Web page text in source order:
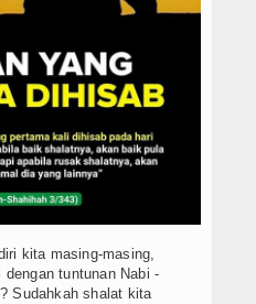
kita masing-masing,
tuntunan Nabi -
Sudahkah shalat kita